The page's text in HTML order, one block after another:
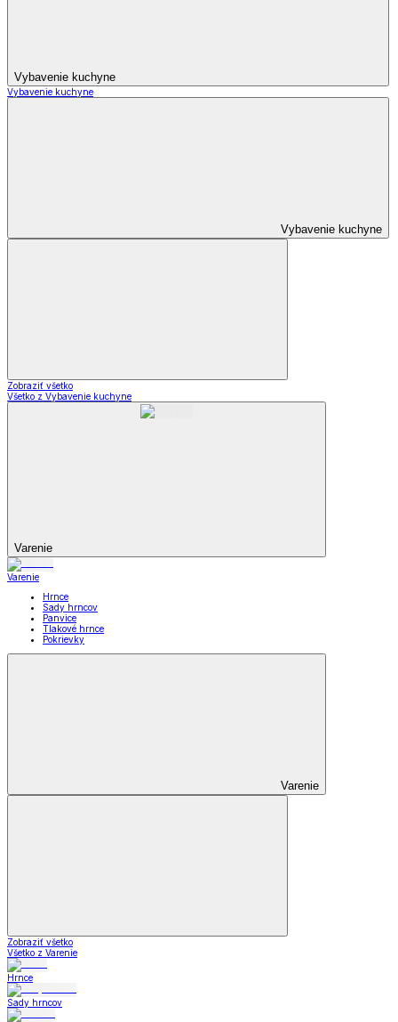
Vybavenie kuchyne
Vybavenie kuchyne
Vybavenie kuchyne
Zobraziť všetko
Všetko z Vybavenie kuchyne
Varenie
Varenie
Hrnce
Sady hrncov
Panvice
Tlakové hrnce
Pokrievky
Varenie
Zobraziť všetko
Všetko z Varenie
Hrnce
Sady hrncov